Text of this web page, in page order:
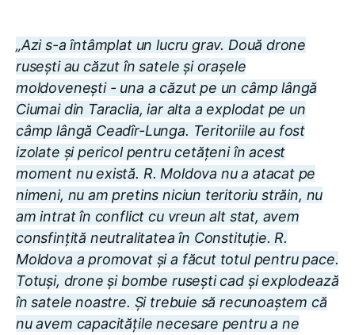
„Azi s-a întâmplat un lucru grav. Două drone
rusești au căzut în satele și orașele
moldovenești - una a căzut pe un câmp lângă
Ciumai din Taraclia, iar alta a explodat pe un
câmp lângă Ceadîr-Lunga. Teritoriile au fost
izolate și pericol pentru cetățeni în acest
moment nu există. R. Moldova nu a atacat pe
nimeni, nu am pretins niciun teritoriu străin, nu
am intrat în conflict cu vreun alt stat, avem
consfințită neutralitatea în Constituție. R.
Moldova a promovat și a făcut totul pentru pace.
Totuși, drone și bombe rusești cad și explodează
în satele noastre. Și trebuie să recunoaștem că
nu avem capacitățile necesare pentru a ne